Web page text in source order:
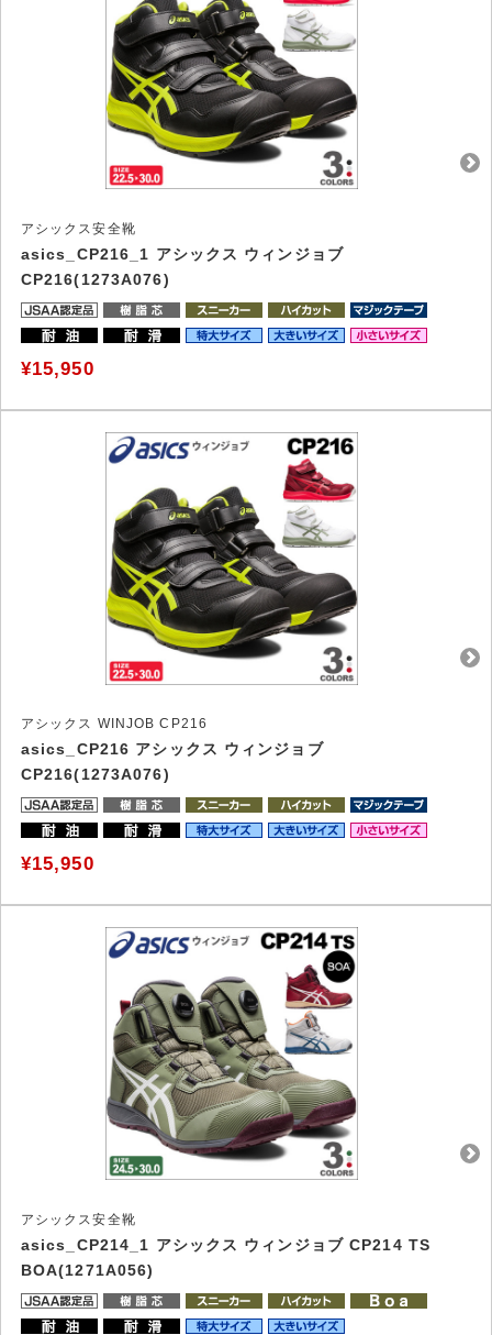
アシックス安全靴
asics_CP216_1 アシックス ウィンジョブ
CP216(1273A076)
¥15,950
アシックス WINJOB CP216
asics_CP216 アシックス ウィンジョブ
CP216(1273A076)
¥15,950
アシックス安全靴
asics_CP214_1 アシックス ウィンジョブ CP214 TS
BOA(1271A056)